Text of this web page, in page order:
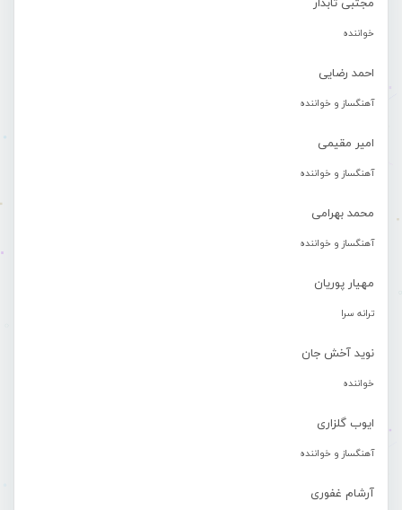
مجتبی تابدار
خواننده
احمد رضایی
آهنگساز و خواننده
امیر مقیمی
آهنگساز و خواننده
محمد بهرامی
آهنگساز و خواننده
مهیار پوریان
ترانه سرا
نوید آخش جان
خواننده
ایوب گلزاری
آهنگساز و خواننده
آرشام غفوری